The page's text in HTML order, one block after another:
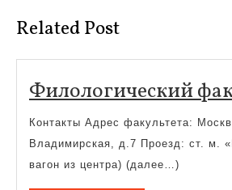
Related Post
Филологический
Контакты Адрес факультета:
Владимирская, д.7 Проезд: ст. м.
вагон из центра) (далее…)